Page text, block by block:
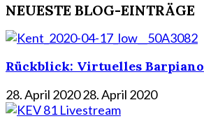
NEUESTE BLOG-EINTRÄGE
Rückblick: Virtuelles Barpiano
28. April 202028. April 2020